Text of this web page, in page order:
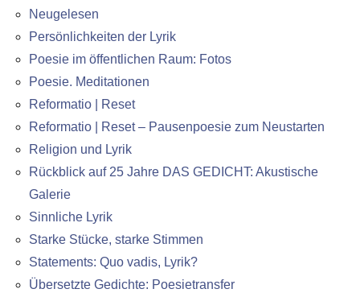
Neugelesen
Persönlichkeiten der Lyrik
Poesie im öffentlichen Raum: Fotos
Poesie. Meditationen
Reformatio | Reset
Reformatio | Reset – Pausenpoesie zum Neustarten
Religion und Lyrik
Rückblick auf 25 Jahre DAS GEDICHT: Akustische
Galerie
Sinnliche Lyrik
Starke Stücke, starke Stimmen
Statements: Quo vadis, Lyrik?
Übersetzte Gedichte: Poesietransfer